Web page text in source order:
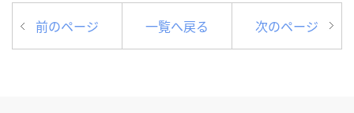
前のページ 一覧へ戻る 次のページ